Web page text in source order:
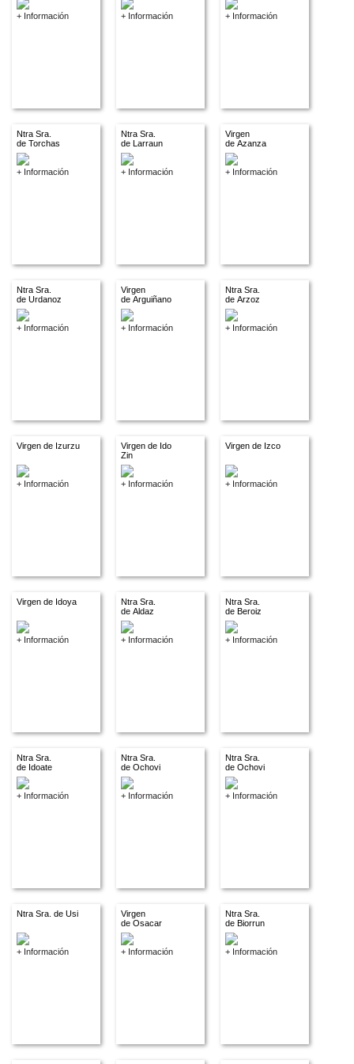
+ Información + Información + Información
Ntra Sra.
de Torchas
+ Información
Ntra Sra.
de Larraun
+ Información
Virgen
de Azanza
+ Información
Ntra Sra.
de Urdanoz
+ Información
Virgen
de Arguiñano
+ Información
Ntra Sra.
de Arzoz
+ Información
Virgen de Izurzu
+ Información
Virgen de Ido
Zin
+ Información
Virgen de Izco
+ Información
Virgen de Idoya
+ Información
Ntra Sra.
de Aldaz
+ Información
Ntra Sra.
de Beroiz
+ Información
Ntra Sra.
de Idoate
+ Información
Ntra Sra.
de Ochovi
+ Información
Ntra Sra.
de Ochovi
+ Información
Ntra Sra. de Usi
+ Información
Virgen
de Osacar
+ Información
Ntra Sra.
de Biorrun
+ Información